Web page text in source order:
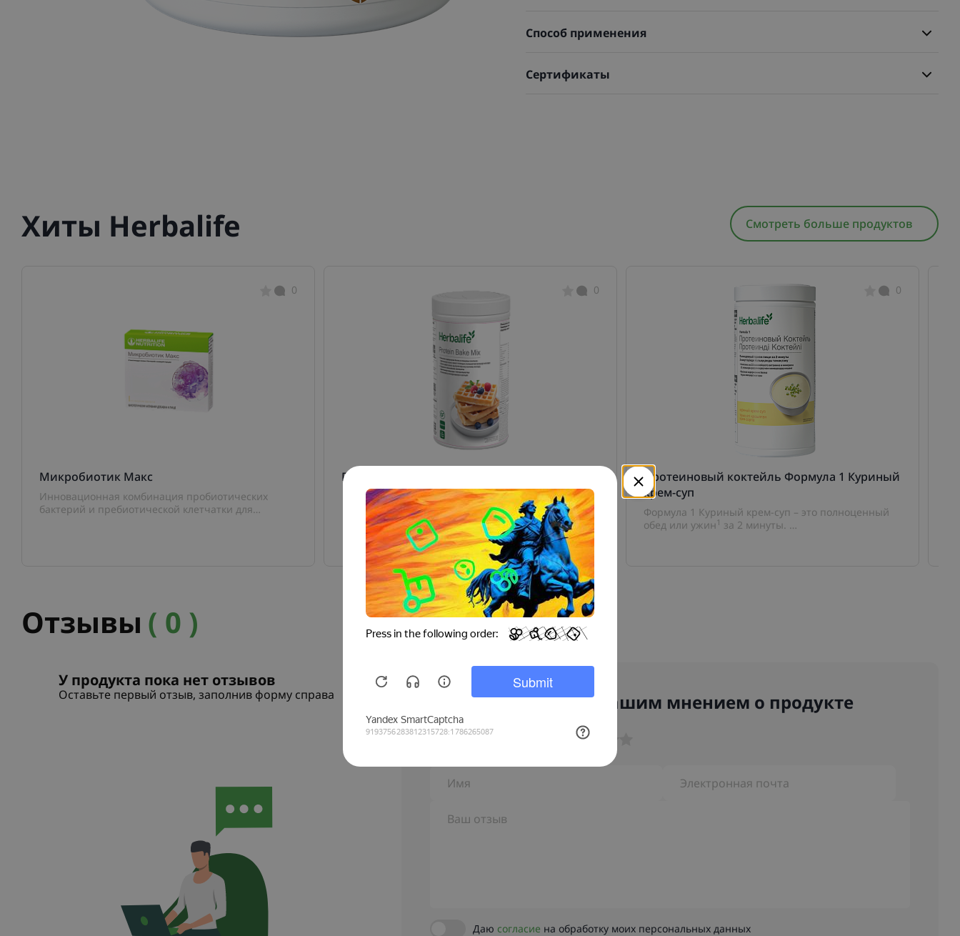
Способ применения
Сертификаты
Хиты Herbalife Смотреть больше продуктов
Микробиотик Макс
Инновационная комбинация пробиотических
бактерий и пребиотической клетчатки для
0
Protein Bake Mix
0
Протеиновый коктейль Формула 1 Куриный
крем-суп
Формула 1 Куриный крем-суп – это полноценный
обед или ужин 1 за 2 минуты.
0
Отзывы ( 0 )
У продукта пока нет отзывов
Оставьте первый отзыв, заполнив форму справа
Поделитесь вашим мнением о продукте
Ваша оценка
Имя Электронная почта
Ваш отзыв
Даю согласие на обработку моих персональных данных